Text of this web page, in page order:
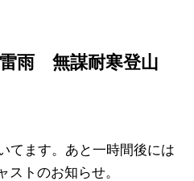
雨 無謀耐寒登山
てます。あと一時間後には
ストのお知らせ。